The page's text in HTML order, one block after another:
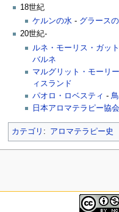
18世紀
ケルンの水 - グラース
20世紀-
ルネ・モーリス・ガッ
バルネ
マルグリット・モーリー
ィスランド
パオロ・ロベスティ -
日本アロマテラピー協会
カテゴリ : アロマテラピー史